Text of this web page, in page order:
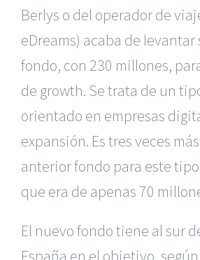
Berlys o del operador de
eDreams) acaba de levantar
fondo, con 230 millones,
de growth. Se trata de un
orientado en empresas
expansión. Es tres veces
anterior fondo para este
que era de apenas 70
El nuevo fondo tiene al sur
España en el objetivo,